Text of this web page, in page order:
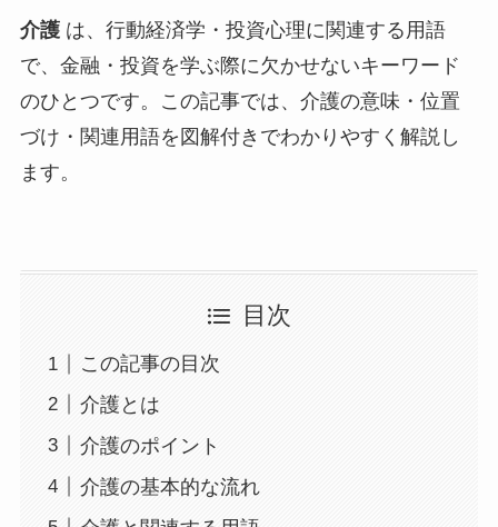
介護は、行動経済学・投資心理に関連する用語
で、金融・投資を学ぶ際に欠かせないキーワード
のひとつです。この記事では、介護の意味・位置
づけ・関連用語を図解付きでわかりやすく解説し
ます。
目次
この記事の目次
介護とは
介護のポイント
介護の基本的な流れ